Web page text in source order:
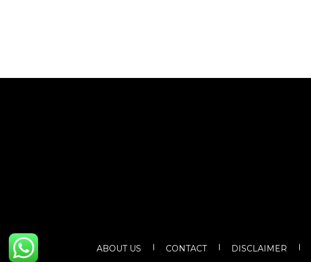
ABOUT US CONTACT DISCLAIMER